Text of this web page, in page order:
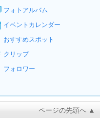
フォトアルバム
イベントカレンダー
おすすめスポット
クリップ
フォロワー
ページの先頭へ ▲